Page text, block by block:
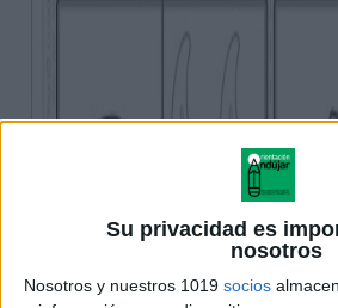
Su privacidad es
nosotros
Nosotros y nuestros 1019 socios